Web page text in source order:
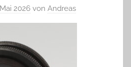
2026 von Andreas